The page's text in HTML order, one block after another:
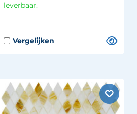
leverbaar.